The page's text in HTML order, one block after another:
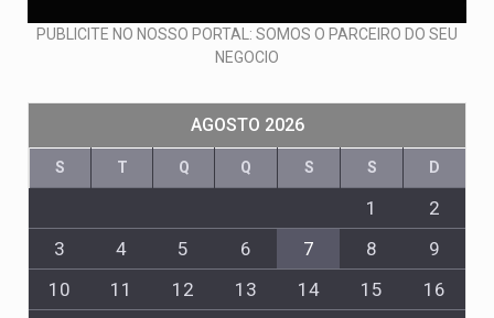
PUBLICITE NO NOSSO PORTAL: SOMOS O PARCEIRO DO SEU
NEGOCIO
AGOSTO 2026
S T Q Q S S D
1
2
3
4 5 6 7 8
9
10
11 12 13 14 15
16